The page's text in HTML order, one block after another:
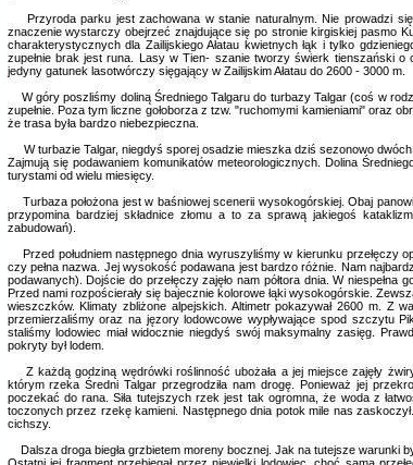
Przyroda parku jest zachowana w stanie naturalnym. Nie prowadzi
znaczenie wystarczy obejrzeć znajdujące się po stronie kirgiskiej pasmo
charakterystycznych dla Zailijskiego Ałatau kwietnych łąk i tylko
zupełnie brak jest runa. Lasy w Tien- szanie tworzy świerk tienszański
jedyny gatunek lasotwórczy sięgający w Zailijskim Ałatau do 2600 - 3000 m.
W góry poszliśmy doliną Średniego Talgaru do turbazy Talgar (coś w
zupełnie. Poza tym liczne gołoborza z tzw. "ruchomymi kamieniami" oraz
że trasa była bardzo niebezpieczna.
W turbazie Talgar, niegdyś sporej osadzie mieszka dziś sezonowo
Zajmują się podawaniem komunikatów meteorologicznych. Dolina
turystami od wielu miesięcy.
Turbaza położona jest w baśniowej scenerii wysokogórskiej. Obaj
przypomina bardziej składnice złomu a to za sprawą jakiegoś
zabudowań).
Przed południem następnego dnia wyruszyliśmy w kierunku przełęczy
czy pełna nazwa. Jej wysokość podawana jest bardzo różnie. Nam
podawanych). Dojście do przełęczy zajęło nam półtora dnia. W
Przed nami rozpościerały się bajecznie kolorowe łąki wysokogórskie.
wieszczków. Klimaty zbliżone alpejskich. Altimetr pokazywał 2600 m. Z
przemierzaliśmy oraz na jęzory lodowcowe wypływające spod szczytu
staliśmy lodowiec miał widocznie niegdyś swój maksymalny zasięg.
pokryty był lodem.
Z każdą godziną wędrówki roślinność ubożała a jej miejsce zajęły
którym rzeka Średni Talgar przegrodziła nam drogę. Ponieważ jej
poczekać do rana. Siła tutejszych rzek jest tak ogromna, że woda z
toczonych przez rzekę kamieni. Następnego dnia potok mile nas
cichszy.
Dalsza droga biegła grzbietem moreny bocznej. Jak na tutejsze warunki